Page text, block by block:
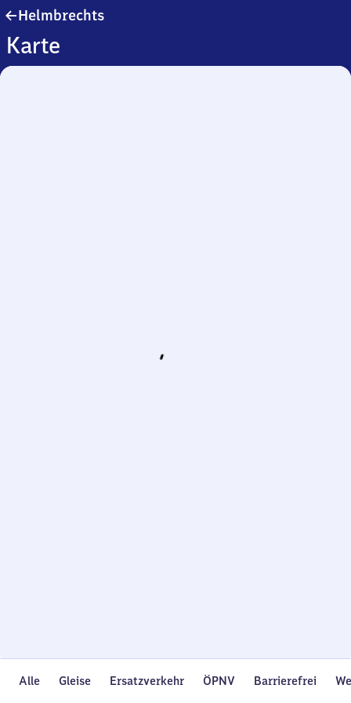
Helmbrechts
Karte
Alle Gleise Ersatzverkehr ÖPNV Barrierefrei